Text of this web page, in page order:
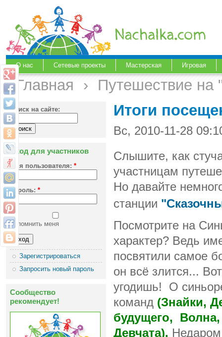
О нас Сетевые проекты Мастерская Игровая
Главная › Путешествие на
Поиск на сайте:
Вход для участников
Имя пользователя: *
Пароль: *
Запомнить меня
Зарегистрироваться
Запросить новый пароль
Сообщество
рекомендует!
Итоги
Вс, 2010-11-28
Слышите, как
участницам
Но давайте
станции
Посмотрите на
характер? Ведь
посвятили самое
он всё злится...
угодишь! О
команд (Знайки,
будущего,
Девчата).